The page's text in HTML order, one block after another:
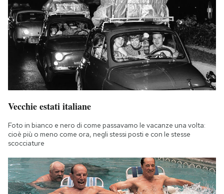
Vecchie estati italiane
Foto in bianco e nero di come passavamo le vacanze una volta:
cioè più o meno come ora, negli stessi posti e con le stesse
scocciature